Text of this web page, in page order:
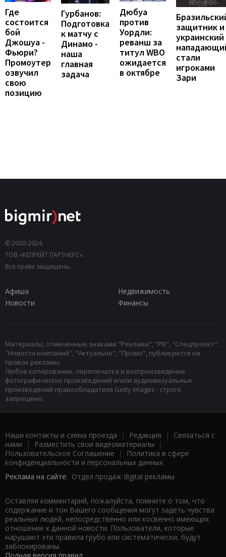
Где
состоится
бой
Джошуа -
Фьюри?
Промоутер
озвучил
свою
позицию
Гурбанов:
Подготовка
к матчу с
Динамо -
наша
главная
задача
Дюбуа
против
Уордли:
реванш за
титул WBO
ожидается
в октябре
защитник и
украинский
стали
игроками
Зари
© 2000-2024,
ТОВ «КЕПРЕЙТ ПАРТНЕРС».
Все права защищены.
Афиша
Недвижимость
Новости
Финансы
Материалы, отмеченные знаками "Реклама", "PR", "Спецпроект",
"Новости компаний", "Актуально", "Промо", публикуются на
правах рекламы.
Любое копирование, перепечатка и воспроизведение
фотографических произведений и/или аудиовизуальных
произведений правообладателя Getty Images - строго
запрещено.
Наши контакты и схема проезда | Редакция | Связаться с
нами | Разместить свои видеоматериалы |
Пользовательское Соглашение |
Политика в сфере
конфиденциальности и персональных данных
Реклама на сайте: Отдел продаж digital рекламы
Оставляя комментарий, пожалуйста, помните о том, что
содержание и тон Вашего сообщения могут задеть чувства
реальных людей, непосредственно или косвенно имеющих
отношение к данной новости. Пользователи, которые
нарушают эти правила грубо или систематически, будут
заблокированы.